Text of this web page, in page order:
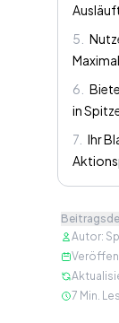
5
6
in
7 Ihr
Autor:
7 Min.